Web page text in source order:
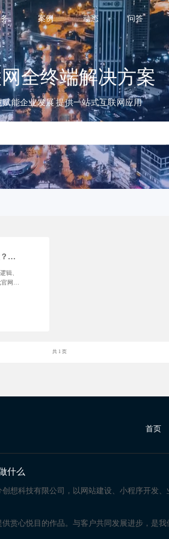
案例 动态 问答
全终端解决方案
赋能企业发展 提供一站式互联网应用
2026年为什么越来越多企业开始重视官网内容建设？从流量逻辑到获客闭环的深度
辑、
网内
共 1 页
首页
什么
创想科技有限公司，以网站建设、小程序开发
供赏心悦目的作品。与客户共同发展进步，是我